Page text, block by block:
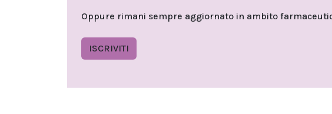
Oppure rimani sempre aggiornato in ambito
ISCRIVITI